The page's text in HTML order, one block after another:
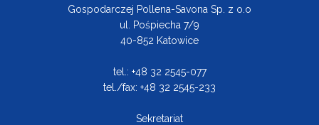
Gospodarczej Pollena-Savona Sp. z o.o
ul. Pośpiecha 7/9
40-852 Katowice
tel.: +48 32 2545-077
tel./fax: +48 32 2545-233
Sekretariat